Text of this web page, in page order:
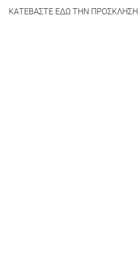
ΚΑΤΕΒΑΣΤΕ ΕΔΩ ΤΗΝ ΠΡΟΣΚΛΗΣΗ